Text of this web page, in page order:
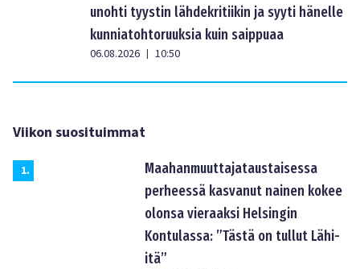
unohti tyystin lähdekritiikin ja syyti hänelle
kunniatohtoruuksia kuin saippuaa
06.08.2026 | 10:50
Viikon suosituimmat
1.
Maahanmuuttajataustaisessa
perheessä kasvanut nainen kokee
olonsa vieraaksi Helsingin
Kontulassa: ”Tästä on tullut Lähi-
itä”